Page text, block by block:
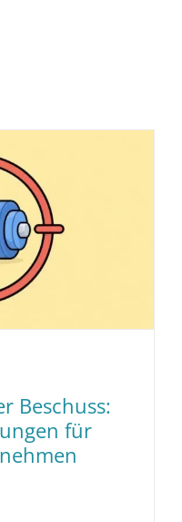
Beschuss:
für